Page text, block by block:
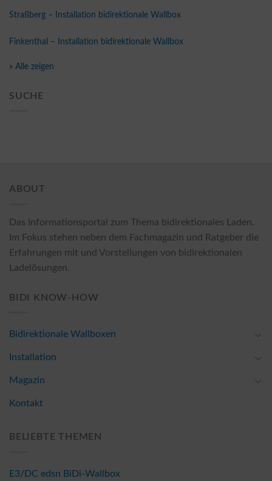
Straßberg – Installation bidirektionale Wallbox
Finkenthal – Installation bidirektionale Wallbox
» Alle zeigen
SUCHE
ABOUT
Das Informationsportal zum Thema bidirektionales Laden.
Im Fokus stehen neben dem Fachmagazin und Ratgeber die
Erfahrungen mit und Vorstellungen von bidirektionalen
Ladelösungen.
BIDI KNOW-HOW
Bidirektionale Wallboxen
Installation
Magazin
Kontakt
BELIEBTE THEMEN
E3/DC edsn BiDi-Wallbox